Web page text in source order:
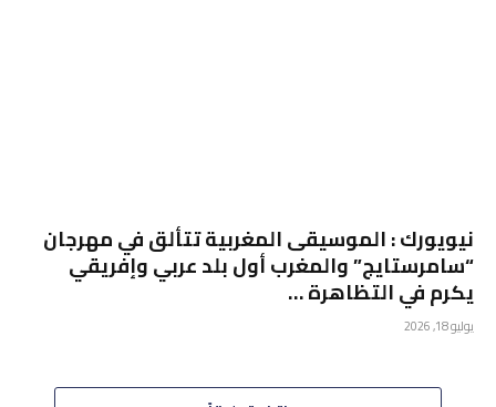
نيويورك : الموسيقى المغربية تتألق في مهرجان
“سامرستايج” والمغرب أول بلد عربي وإفريقي
يكرم في التظاهرة …
يوليو 18, 2026